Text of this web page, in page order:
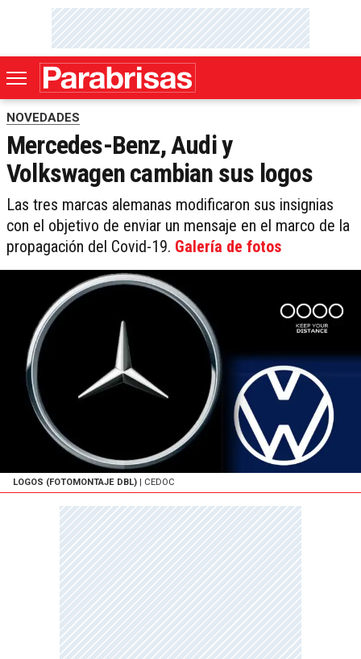
NOVEDADES
Mercedes-Benz, Audi y
Volkswagen cambian sus logos
Las tres marcas alemanas modificaron sus insignias
con el objetivo de enviar un mensaje en el marco de la
propagación del Covid-19. Galería de fotos
LOGOS (FOTOMONTAJE DBL) | CEDOC